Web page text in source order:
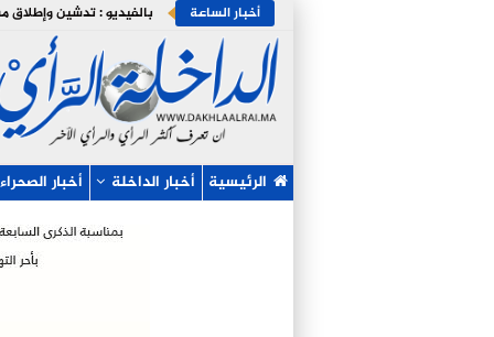
أخبار الساعة
الرئيسية أخبار الداخلة أخبار الصحراء